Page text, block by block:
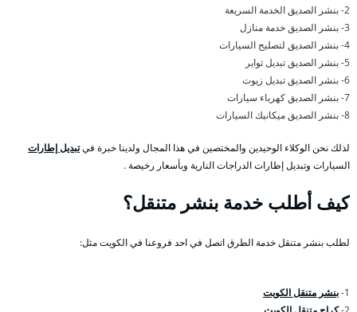
2- بنشر الصديق الخدمة السريعة
3- بنشر الصديق خدمة منازل
4- بنشر الصديق لتصليح السيارات
5- بنشر الصديق تبديل تواير
6- بنشر الصديق تبديل زيوت
7- بنشر الصديق كهرباء سيارات
8- بنشر الصديق ميكانيك السيارات
لذلك نحن الوكلاء الوحيدين والمختصين في هذا المجال ولدينا خبرة فيتبديل إطارات
السيارات وتبديل إطارات الدراجات النارية وبأسعار رخيصة .
كيف أطلب خدمة بنشر متنقل؟
لطلب بنشر متنقل خدمة الطرق اتصل في احد فروعنا في الكويت مثل:
1- بنشر متنقل الكويت